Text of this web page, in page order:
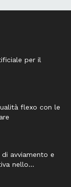
per il
flexo con le
avviamento e
nello...